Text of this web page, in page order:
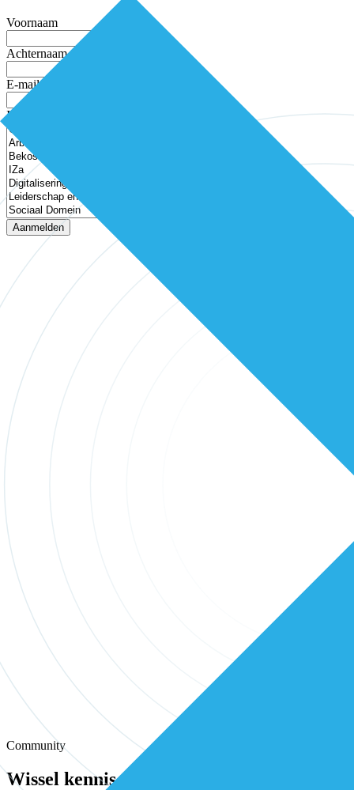
Voornaam
Achternaam
E-mailadres
In welke thema’s ben je geïnteresseerd?
Aanmelden
Community
Wissel kennis en ervaring uit met andere